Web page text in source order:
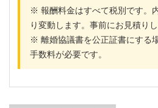
※ 報酬料金はすべて税別です。
り変動します。事前にお見積りし
※ 離婚協議書を公正証書にする
手数料が必要です。